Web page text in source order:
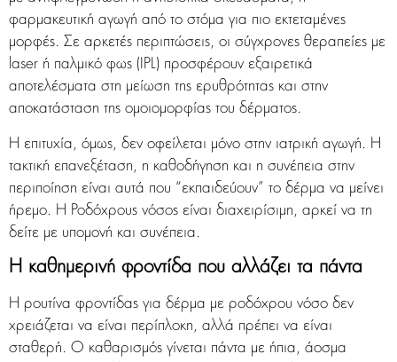
φαρμακευτική αγωγή από το στόμα για πιο εκτεταμένες
μορφές. Σε αρκετές περιπτώσεις, οι σύγχρονες θεραπείες με
laser ή παλμικό φως (IPL) προσφέρουν εξαιρετικά
αποτελέσματα στη μείωση της ερυθρότητας και στην
αποκατάσταση της ομοιομορφίας του δέρματος.
Η επιτυχία, όμως, δεν οφείλεται μόνο στην ιατρική αγωγή. Η
τακτική επανεξέταση, η καθοδήγηση και η συνέπεια στην
περιποίηση είναι αυτά που “εκπαιδεύουν” το δέρμα να μείνει
ήρεμο. Η Ροδόχρους νόσος είναι διαχειρίσιμη, αρκεί να τη
δείτε με υπομονή και συνέπεια.
Η καθημερινή φροντίδα που αλλάζει τα πάντα
Η ρουτίνα φροντίδας για δέρμα με ροδόχρου νόσο δεν
χρειάζεται να είναι περίπλοκη, αλλά πρέπει να είναι
σταθερή. Ο καθαρισμός γίνεται πάντα με ήπια, άοσμα